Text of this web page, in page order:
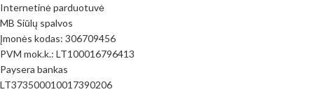
Internetinė parduotuvė
MB Siūlų spalvos
Įmonės kodas: 306709456
PVM mok.k.: LT100016796413
Paysera bankas
LT373500010017390206